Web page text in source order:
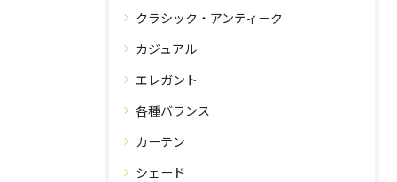
クラシック・アンティーク
カジュアル
エレガント
各種バランス
カーテン
シェード